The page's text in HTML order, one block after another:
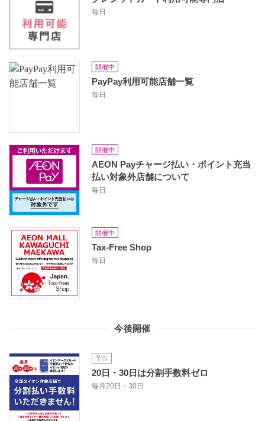
毎日
開催中
PayPay利用可能店舗一覧
毎日
開催中
AEON Payチャージ払い・ポイント充当
払い対象外店舗について
毎日
開催中
Tax-Free Shop
毎日
今後開催
予告
20日・30日は分割手数料ゼロ
毎月20日・30日